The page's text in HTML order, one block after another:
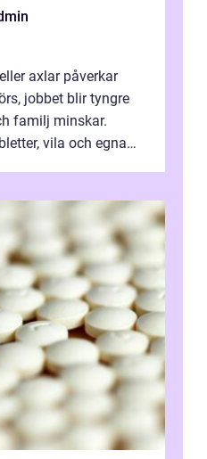
axlar påverkar
jobbet blir tyngre
familj minskar.
vila och egna